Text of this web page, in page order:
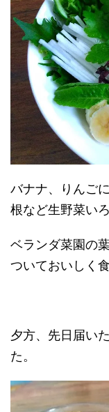
バナナ、りんご
根など生野菜いろ
ベランダ菜園の
ついておいしく
夕方、先日届い
た。